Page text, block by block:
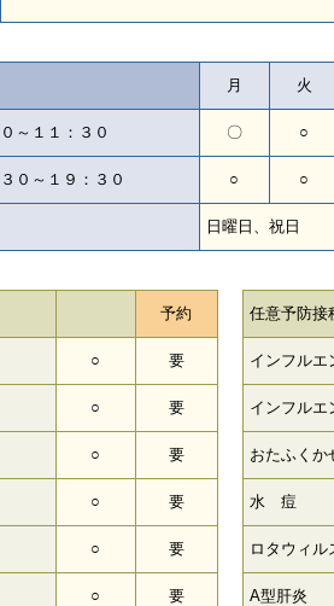
月 火
～１１：３０ 〇 ○
０～１９：３０ ○ ○
日曜日、祝日
予約
○ 要
○ 要
○ 要
○ 要
○ 要
○ 要
任意予防接
インフルエ
インフルエ
おたふくか
水 痘
ロタウィル
A型肝炎